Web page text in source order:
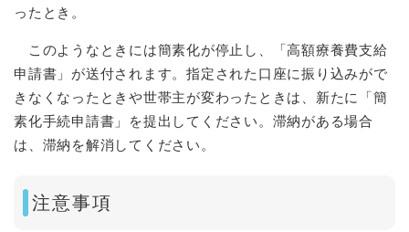
ったとき。
このようなときには簡素化が停止し、「高額療養費支給
申請書」が送付されます。指定された口座に振り込みがで
きなくなったときや世帯主が変わったときは、新たに「簡
素化手続申請書」を提出してください。滞納がある場合
は、滞納を解消してください。
注意事項